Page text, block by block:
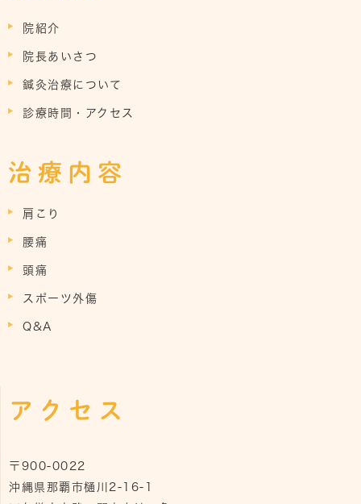
院紹介
院長あいさつ
鍼灸治療について
診療時間・アクセス
治療内容
肩こり
腰痛
頭痛
スポーツ外傷
Q&A
アクセス
〒900-0022
沖縄県那覇市樋川2-16-1